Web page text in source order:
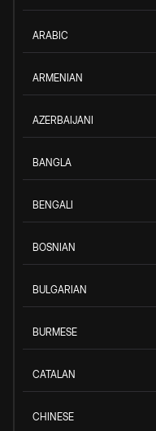
ARABIC
ARMENIAN
AZERBAIJANI
BANGLA
BENGALI
BOSNIAN
BULGARIAN
BURMESE
CATALAN
CHINESE